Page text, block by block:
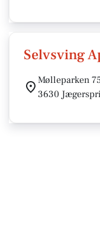
Selvsving
Mølleparken
3630